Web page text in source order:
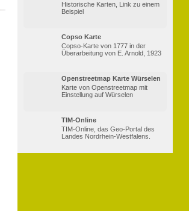
Historische Karten, Link zu einem
Beispiel
Copso Karte
Copso-Karte von 1777 in der
Überarbeitung von E. Arnold, 1923
Openstreetmap Karte Würselen
Karte von Openstreetmap mit
Einstellung auf Würselen
TIM-Online
TIM-Online, das Geo-Portal des
Landes Nordrhein-Westfalens.